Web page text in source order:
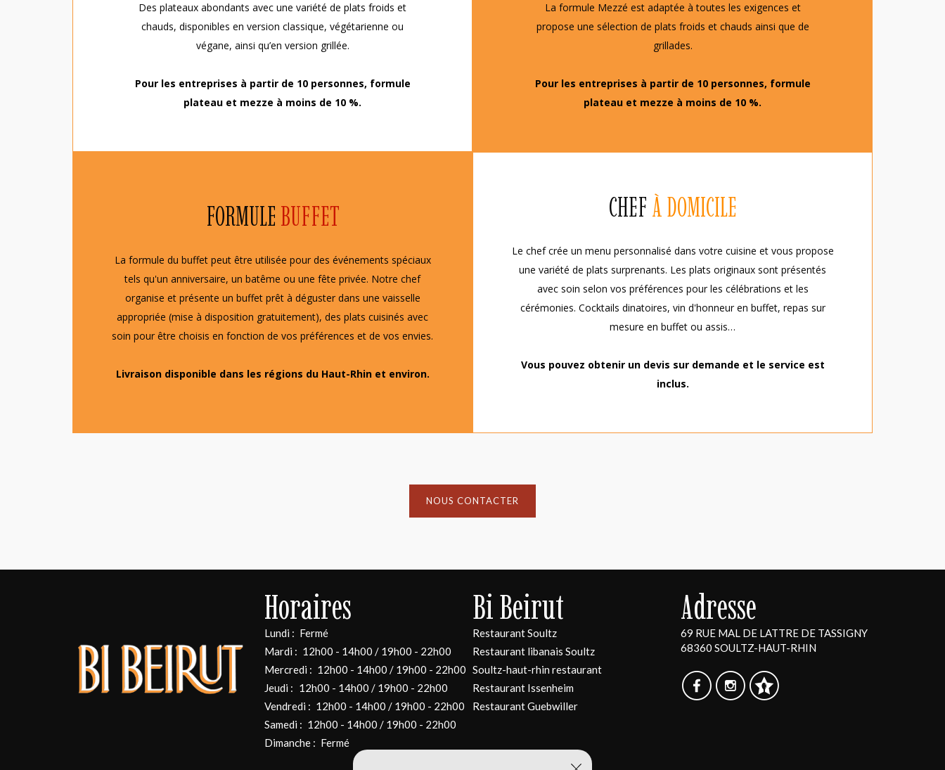
Des plateaux abondants avec une variété de plats froids et
chauds, disponibles en version classique, végétarienne ou
végane, ainsi qu’en version grillée.
Pour les entreprises à partir de 10 personnes, formule
plateau et mezze à moins de 10 %.
La formule Mezzé est adaptée à toutes les exigences et
propose une sélection de plats froids et chauds ainsi que de
grillades.
Pour les entreprises à partir de 10 personnes, formule
plateau et mezze à moins de 10 %.
FORMULEBUFFET
La formule du buffet peut être utilisée pour des événements spéciaux
tels qu'un anniversaire, un batême ou une fête privée. Notre chef
organise et présente un buffet prêt à déguster dans une vaisselle
appropriée (mise à disposition gratuitement), des plats cuisinés avec
soin pour être choisis en fonction de vos préférences et de vos envies.
Livraison disponible dans les régions du Haut-Rhin et environ.
CHEFÀ DOMICILE
Le chef crée un menu personnalisé dans votre cuisine et vous propose
une variété de plats surprenants. Les plats originaux sont présentés
avec soin selon vos préférences pour les célébrations et les
cérémonies. Cocktails dinatoires, vin d'honneur en buffet, repas sur
mesure en buffet ou assis…
Vous pouvez obtenir un devis sur demande et le service est
inclus.
NOUS CONTACTER
Horaires
Lundi : Fermé
Mardi : 12h00 - 14h00 / 19h00 - 22h00
Mercredi : 12h00 - 14h00 / 19h00 - 22h00
Jeudi : 12h00 - 14h00 / 19h00 - 22h00
Vendredi : 12h00 - 14h00 / 19h00 - 22h00
Samedi : 12h00 - 14h00 / 19h00 - 22h00
Dimanche : Fermé
Bi Beirut
Restaurant Soultz
Restaurant libanais Soultz
Soultz-haut-rhin restaurant
Restaurant Issenheim
Restaurant Guebwiller
Adresse
69 RUE MAL DE LATTRE DE TASSIGNY
68360 SOULTZ-HAUT-RHIN